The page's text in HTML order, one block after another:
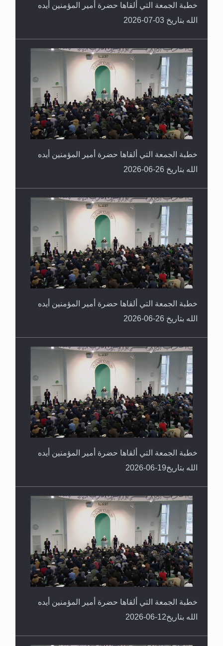
خطبة الجمعة التي ألقاها حضرة أمير المؤمنين أيده
الله بتاريخ 03-07-2026
خطبة الجمعة التي ألقاها حضرة أمير المؤمنين أيده
الله بتاريخ 26-06-2026
خطبة الجمعة التي ألقاها حضرة أمير المؤمنين أيده
الله بتاريخ 26-06-2026
خطبة الجمعة التي ألقاها حضرة أمير المؤمنين أيده
الله بتاريخ19-06-2026
خطبة الجمعة التي ألقاها حضرة أمير المؤمنين أيده
الله بتاريخ12-06-2026